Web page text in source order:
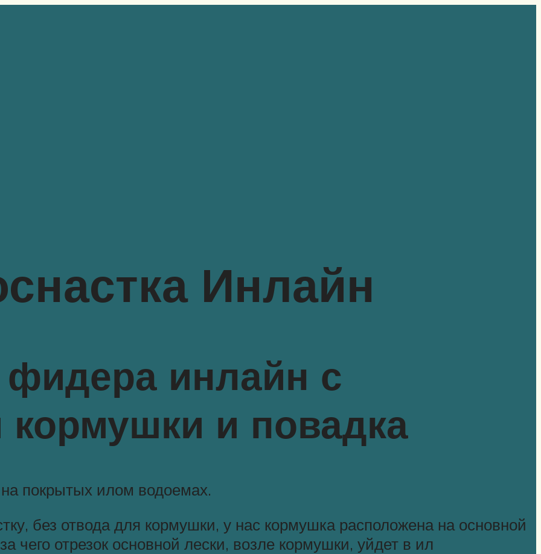
Инлайн
инлайн с
и повадка
покрытых илом водоемах.
без отвода для кормушки, у нас кормушка расположена на основной
чего отрезок основной лески, возле кормушки, уйдет в ил